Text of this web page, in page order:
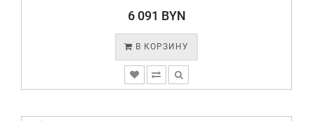
6 091 BYN
В КОРЗИНУ